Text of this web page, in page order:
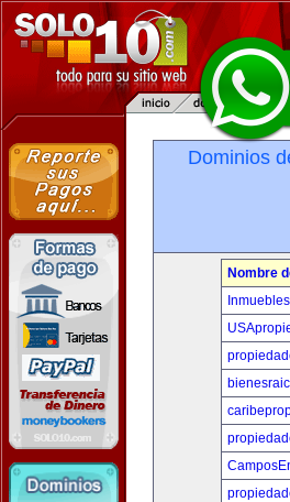
Dominios
Nombre